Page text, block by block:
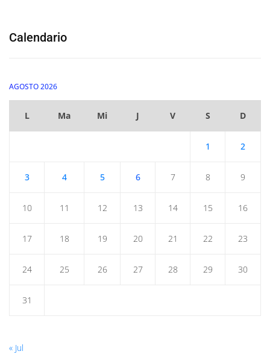
Calendario
AGOSTO 2026
L Ma Mi J V S D
1 2
3 4 5 6 7 8 9
10 11 12 13 14 15 16
17 18 19 20 21 22 23
24 25 26 27 28 29 30
31
« Jul